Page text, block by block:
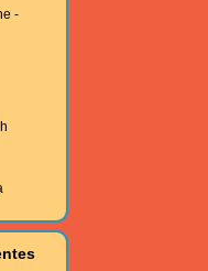
-